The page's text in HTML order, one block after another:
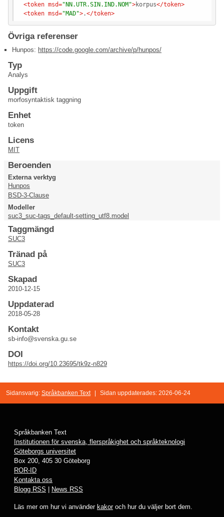
<token msd="NN.UTR.SIN.IND.NOM">korpus</token>
<token msd="MAD">.</token>
Övriga referenser
Hunpos: https://code.google.com/archive/p/hunpos/
Typ
Analys
Uppgift
morfosyntaktisk taggning
Enhet
token
Licens
MIT
Beroenden
Externa verktyg
Hunpos
BSD-3-Clause
Modeller
suc3_suc-tags_default-setting_utf8.model
Taggmängd
SUC3
Tränad på
SUC3
Skapad
2010-12-15
Uppdaterad
2018-05-28
Kontakt
sb-info@svenska.gu.se
DOI
https://doi.org/10.23695/tk9z-n829
Sidansvarig: Språkbanken Text Sidan uppdaterades: 2026-06-24
Språkbanken Text
Institutionen för svenska, flerspråkighet och språkteknologi
Göteborgs universitet
Box 200, 405 30 Göteborg
ROR-ID
Kontakta oss
Blogg RSS
News RSS
Läs mer om hur vi använder kakoroch hur du väljer bort dem.